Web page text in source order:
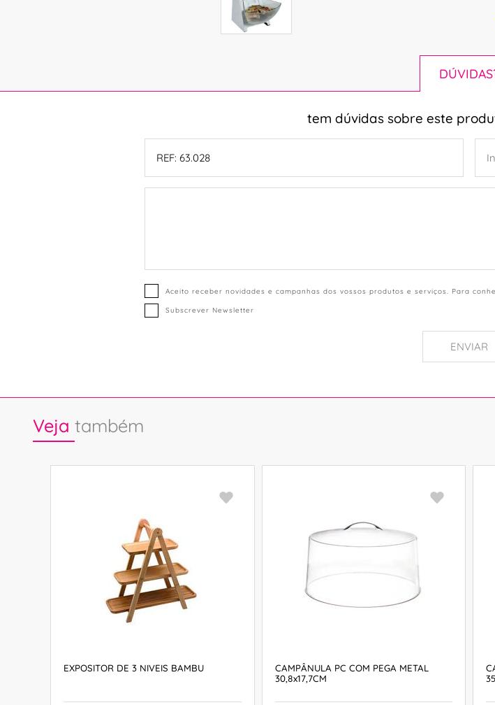
tem dúvidas sobre este
Aceito receber novidades e campanhas dos vossos produtos e serviços. Para
Subscrever Newsletter
ENVIAR
Veja também
EXPOSITOR DE 3 NIVEIS BAMBU
CAMPÂNULA PC COM PEGA METAL
30,8x17,7CM